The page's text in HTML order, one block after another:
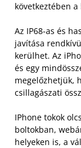
következtében
Az IP68-as és
javítása
kerülhet. Az
és egy
megelőzhetjük,
csillagászati
IPhone tokok
boltokban,
helyeken is, a